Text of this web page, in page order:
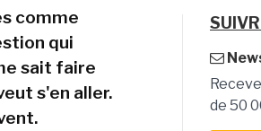
comme
qui
sait faire
s'en aller.
de 50